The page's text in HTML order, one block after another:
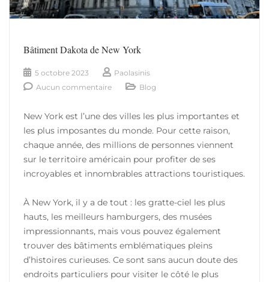
Bâtiment Dakota de New York
5 octobre 2023
Paolasinis
Aucun commentaire
Blog
New York est l’une des villes les plus importantes et
les plus imposantes du monde. Pour cette raison,
chaque année, des millions de personnes viennent
sur le territoire américain pour profiter de ses
incroyables et innombrables attractions touristiques.
À New York, il y a de tout : les gratte-ciel les plus
hauts, les meilleurs hamburgers, des musées
impressionnants, mais vous pouvez également
trouver des bâtiments emblématiques pleins
d’histoires curieuses. Ce sont sans aucun doute des
endroits particuliers pour visiter le côté le plus